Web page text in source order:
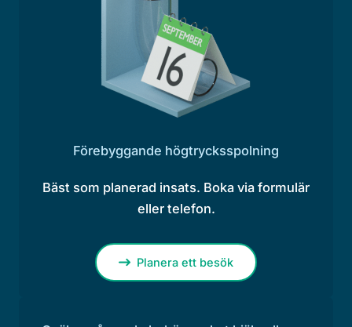
Förebyggande högtrycksspolning
Bäst som planerad insats. Boka via formulär
eller telefon.
Planera ett besök